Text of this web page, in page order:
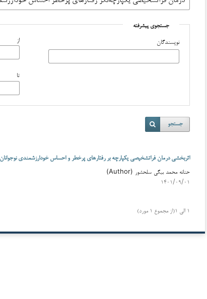
جستجوی پیشرفته
از
تا
نویسندگان
جستجو
اثربخشی درمان فراتشخیصی یکپارچه بر رفتارهای پرخطر و احساس خودارزشمندی نوجوانان
حنانه محمد بیگی سلحشور (Author)
۱۴۰۱/۰۹/۰۱
۱ الی ۱(از مجموع ۱ مورد)